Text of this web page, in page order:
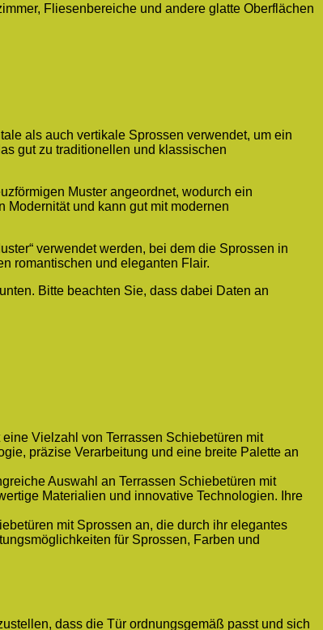
Fliesenbereiche und andere glatte Oberflächen
als auch vertikale Sprossen verwendet, um ein
gut zu traditionellen und klassischen
Muster angeordnet, wodurch ein
und kann gut mit modernen
verwendet werden, bei dem die Sprossen in
romantischen und eleganten Flair.
Bitte beachten Sie, dass dabei Daten an
Vielzahl von Terrassen Schiebetüren mit
präzise Verarbeitung und eine breite Palette an
Auswahl an Terrassen Schiebetüren mit
Materialien und innovative Technologien. Ihre
mit Sprossen an, die durch ihr elegantes
für Sprossen, Farben und
dass die Tür ordnungsgemäß passt und sich